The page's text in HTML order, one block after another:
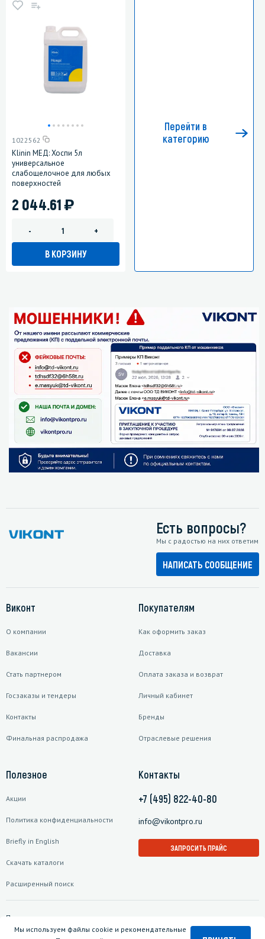
1022562
Klinin МЕД: Хоспи 5л
универсальное
слабощелочное для любых
поверхностей
2 044.61)
- +
В КОРЗИНУ
Перейти в
категорию
Есть вопросы?
Мы с радостью на них ответим
НАПИСАТЬ СООБЩЕНИЕ
Виконт
О компании
Вакансии
Стать партнером
Госзаказы и тендеры
Контакты
Финальная распродажа
Покупателям
Как оформить заказ
Доставка
Оплата заказа и возврат
Личный кабинет
Бренды
Отраслевые решения
Полезное
Акции
Политика конфиденциальности
Briefly in English
Скачать каталоги
Расширенный поиск
Контакты
+7 (495) 822-40-80
info@vikontpro.ru
ЗАПРОСИТЬ ПРАЙС
Подписаться на рассылку
Мы используем файлы cookie и рекомендательные